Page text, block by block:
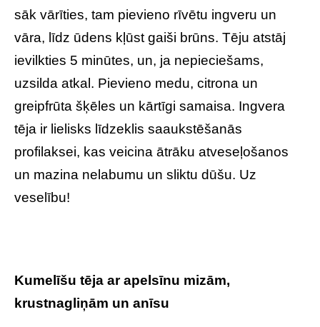
sāk vārīties, tam pievieno rīvētu ingveru un
vāra, līdz ūdens kļūst gaiši brūns. Tēju atstāj
ievilkties 5 minūtes, un, ja nepieciešams,
uzsilda atkal. Pievieno medu, citrona un
greipfrūta šķēles un kārtīgi samaisa. Ingvera
tēja ir lielisks līdzeklis saaukstēšanās
profilaksei, kas veicina ātrāku atveseļošanos
un mazina nelabumu un sliktu dūšu. Uz
veselību!
Kumelīšu tēja ar apelsīnu mizām,
krustnagliņām un anīsu